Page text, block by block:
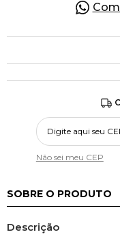
Não sei meu CEP
SOBRE O PRODUTO
Descrição